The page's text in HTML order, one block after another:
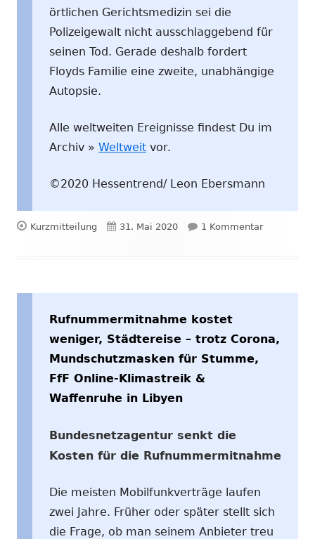
örtlichen Gerichtsmedizin sei die
Polizeigewalt nicht ausschlaggebend für
seinen Tod. Gerade deshalb fordert
Floyds Familie eine zweite, unabhängige
Autopsie.
Alle weltweiten Ereignisse findest Du im
Archiv » Weltweit vor.
©2020 Hessentrend/ Leon Ebersmann
Format
Kurzmitteilung Veröffentlicht
31. Mai 2020 1 Kommentarzu
Rufnummermitnahme kostet
weniger, Städtereise – trotz Corona,
Mundschutzmasken für Stumme,
FfF Online-Klimastreik &
Waffenruhe in Libyen
Bundesnetzagentur senkt die
Kosten für die Rufnummermitnahme
Die meisten Mobilfunkverträge laufen
zwei Jahre. Früher oder später stellt sich
die Frage, ob man seinem Anbieter treu